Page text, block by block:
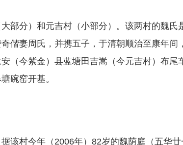
部分）和元吉村（小部分）。该两村的魏氏
偕妻周氏，并携五子，于清朝顺治至康年间
（今紫金）县蓝塘田吉嵩（今元吉村）布尾
碗窑开基。
该村今年（2006年）82岁的魏荫庭（五华廿